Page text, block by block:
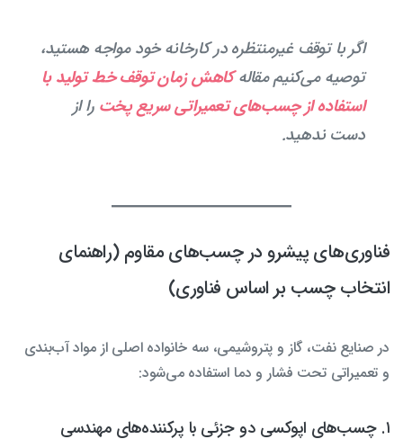
اگر با توقف غیرمنتظره در کارخانه خود مواجه هستید،
توصیه می‌کنیم مقالهکاهش زمان توقف خط تولید با
استفاده از چسب‌های تعمیراتی سریع پخت را از
دست ندهید.
فناوری‌های پیشرو در چسب‌های مقاوم (راهنمای
انتخاب چسب بر اساس فناوری)
در صنایع نفت، گاز و پتروشیمی، سه خانواده اصلی از مواد آب‌بندی
و تعمیراتی تحت فشار و دما استفاده می‌شود:
۱. چسب‌های اپوکسی دو جزئی با پرکننده‌های مهندسی